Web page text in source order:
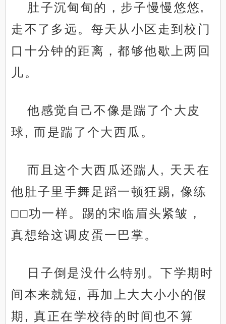
肚子沉甸甸的，步子慢慢悠悠,
走不了多远。每天从小区走到校门
口十分钟的距离，都够他歇上两回
儿。
他感觉自己不像是踹了个大皮
球, 而是踹了个大西瓜。
而且这个大西瓜还踹人, 天天在
他肚子里手舞足蹈一顿狂踢, 像练
□□功一样。踢的宋临眉头紧皱，
真想给这调皮蛋一巴掌。
日子倒是没什么特别。下学期时
间本来就短, 再加上大大小小的假
期, 真正在学校待的时间也不算